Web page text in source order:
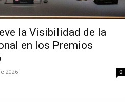
la Visibilidad de la
en los Premios
2026 0